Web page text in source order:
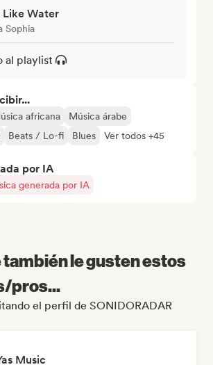
Like Water
Sophia
al playlist
africana
Música árabe
Beats / Lo-fi Blues Ver todos +45
por IA
generada por IA
también le gusten estos
pros...
el perfil de SONIDORADAR
Music